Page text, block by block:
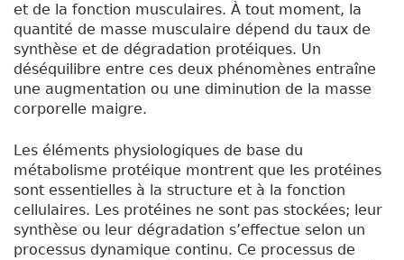
et de la fonction musculaires. À tout moment, la
quantité de masse musculaire dépend du taux de
synthèse et de dégradation protéiques. Un
déséquilibre entre ces deux phénomènes entraîne
une augmentation ou une diminution de la masse
corporelle maigre.
Les éléments physiologiques de base du
métabolisme protéique montrent que les protéines
sont essentielles à la structure et à la fonction
cellulaires. Les protéines ne sont pas stockées; leur
synthèse ou leur dégradation s’effectue selon un
processus dynamique continu. Ce processus de